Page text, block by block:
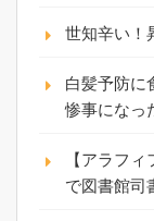
世知辛い！
白髪予防に
惨事になっ
【アラフ
で図書館司